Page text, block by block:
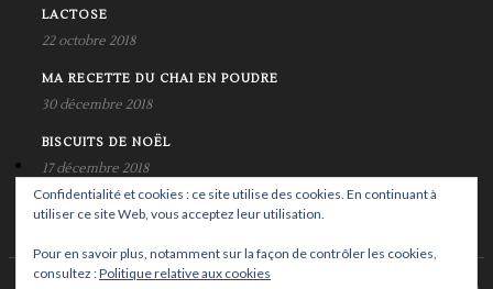
LACTOSE
22 octobre 2018
MA RECETTE DU CHAI EN POUDRE
30 décembre 2018
BISCUITS DE NOËL
17 décembre 2018
Confidentialité et cookies : ce site utilise des cookies. En continuant à
utiliser ce site Web, vous acceptez leur utilisation.
Pour en savoir plus, notamment sur la façon de contrôler les cookies,
consultez :Politique relative aux cookies